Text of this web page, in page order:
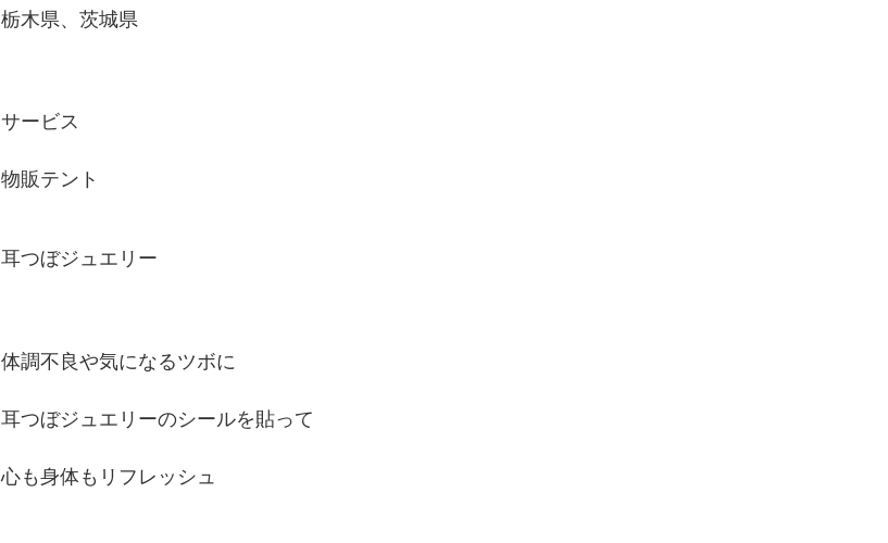
栃木県、茨城県
サービス
物販テント
耳つぼジュエリー
体調不良や気になるツボに
耳つぼジュエリーのシールを貼って
心も身体もリフレッシュ